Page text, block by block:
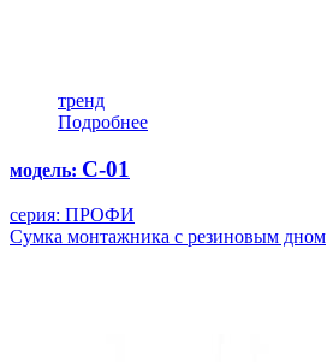
тренд
Подробнее
модель: С-01
серия: ПРОФИ
Cумка монтажника с резиновым дном